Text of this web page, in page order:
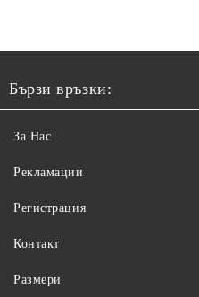
Бързи връзки:
За Нас
Рекламации
Регистрация
Контакт
Размери